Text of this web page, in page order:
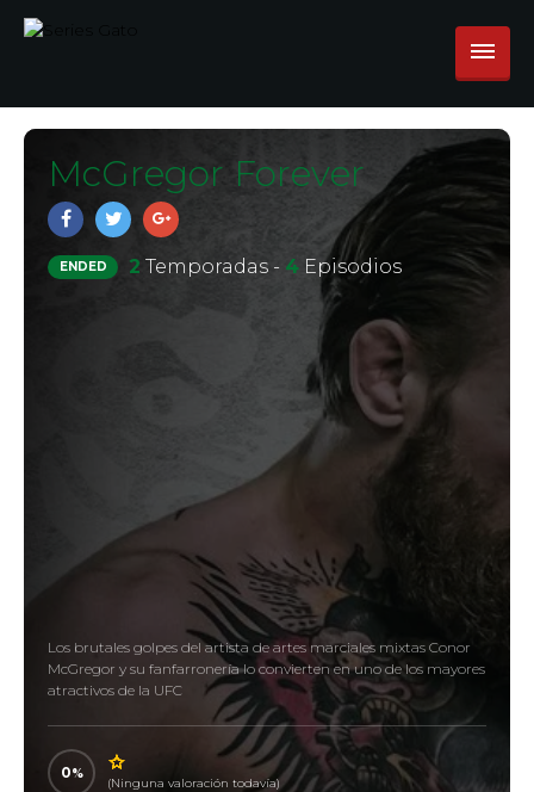
McGregor Forever
ENDED 2 Temporadas - 4Episodios
Los brutales golpes del artista de artes marciales mixtas Conor
McGregor y su fanfarronería lo convierten en uno de los mayores
atractivos de la UFC
0
(Ninguna valoración todavía)